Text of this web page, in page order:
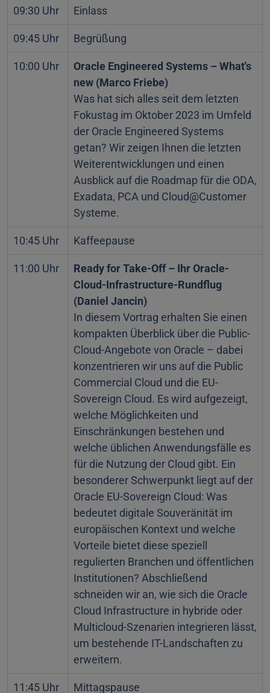
09:30 Uhr Einlass
09:45 Uhr Begrüßung
10:00 Uhr
Oracle Engineered Systems – What's
new (Marco Friebe)
Was hat sich alles seit dem letzten
Fokustag im Oktober 2023 im Umfeld
der Oracle Engineered Systems
getan? Wir zeigen Ihnen die letzten
Weiterentwicklungen und einen
Ausblick auf die Roadmap für die ODA,
Exadata, PCA und Cloud@Customer
Systeme.
10:45 Uhr Kaffeepause
11:00 Uhr
Ready for Take-Off – Ihr Oracle-
Cloud-Infrastructure-Rundflug
(Daniel Jancin)
In diesem Vortrag erhalten Sie einen
kompakten Überblick über die Public-
Cloud-Angebote von Oracle – dabei
konzentrieren wir uns auf die Public
Commercial Cloud und die EU-
Sovereign Cloud. Es wird aufgezeigt,
welche Möglichkeiten und
Einschränkungen bestehen und
welche üblichen Anwendungsfälle es
für die Nutzung der Cloud gibt. Ein
besonderer Schwerpunkt liegt auf der
Oracle EU-Sovereign Cloud: Was
bedeutet digitale Souveränität im
europäischen Kontext und welche
Vorteile bietet diese speziell
regulierten Branchen und öffentlichen
Institutionen? Abschließend
schneiden wir an, wie sich die Oracle
Cloud Infrastructure in hybride oder
Multicloud-Szenarien integrieren lässt,
um bestehende IT-Landschaften zu
erweitern.
11:45 Uhr Mittagspause